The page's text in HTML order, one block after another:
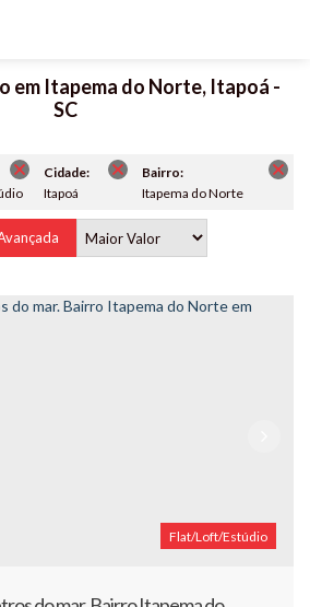
Itapema do Norte, Itapoá -
SC
Cidade:
Itapoá
Bairro:
Itapema do Norte
Flat/Loft/Estúdio